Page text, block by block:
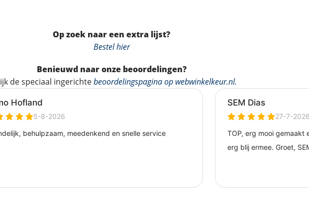
Op zoek naar een extra lijst?
Bestel hier
Benieuwd naar onze beoordelingen?
de speciaal ingerichtebeoordelingspagina op webwinkelkeur.nl.